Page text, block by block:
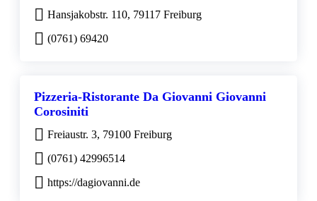
Hansjakobstr. 110, 79117 Freiburg
(0761) 69420
Pizzeria-Ristorante Da Giovanni Giovanni
Corosiniti
Freiaustr. 3, 79100 Freiburg
(0761) 42996514
https://dagiovanni.de